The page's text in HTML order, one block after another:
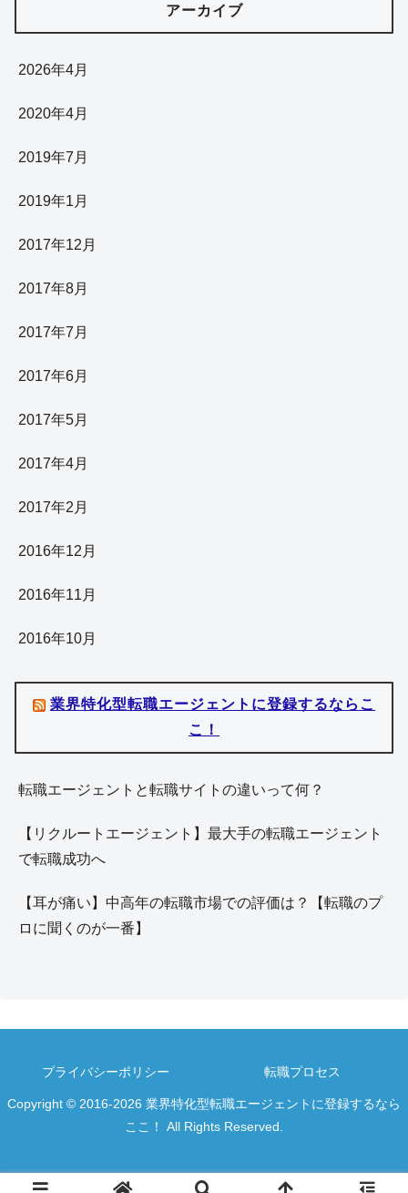
アーカイブ
2026年4月
2020年4月
2019年7月
2019年1月
2017年12月
2017年8月
2017年7月
2017年6月
2017年5月
2017年4月
2017年2月
2016年12月
2016年11月
2016年10月
業界特化型転職エージェントに登録するならこ
こ！
転職エージェントと転職サイトの違いって何？
【リクルートエージェント】最大手の転職エージェント
で転職成功へ
【耳が痛い】中高年の転職市場での評価は？【転職のプ
ロに聞くのが一番】
プライバシーポリシー 転職プロセス
Copyright © 2016-2026 業界特化型転職エージェントに登録するなら
ここ！ All Rights Reserved.